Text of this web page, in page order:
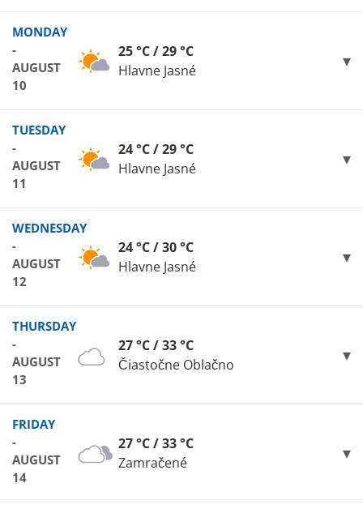
MONDAY
-
AUGUST
10
25 °C / 29 °C
Hlavne Jasné
TUESDAY
-
AUGUST
11
24 °C / 29 °C
Hlavne Jasné
WEDNESDAY
-
AUGUST
12
24 °C / 30 °C
Hlavne Jasné
THURSDAY
-
AUGUST
13
27 °C / 33 °C
Čiastočne Oblačno
FRIDAY
-
AUGUST
14
27 °C / 33 °C
Zamračené